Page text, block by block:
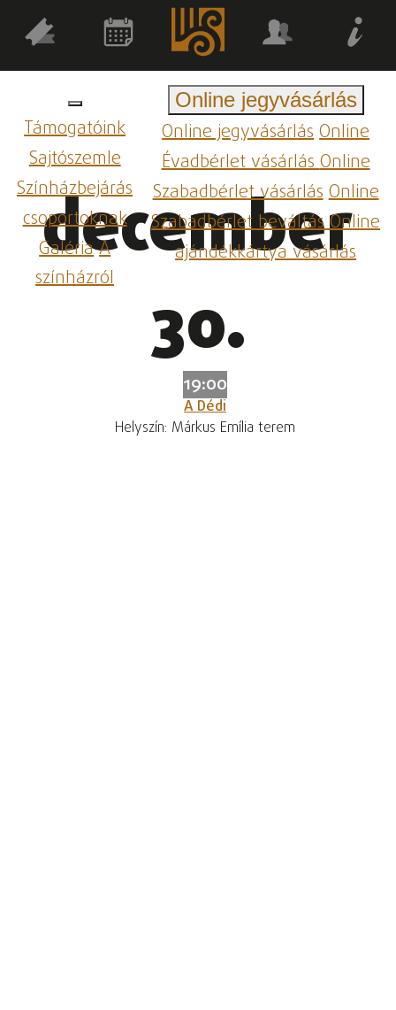
Támogatóink
Sajtószemle
Színházbejárás
csoportoknak
GalériaA
színházról
Online jegyvásárlás
Online jegyvásárlásOnline
Évadbérlet vásárlásOnline
Szabadbérlet vásárlásOnline
Szabadbérlet beváltásOnline
ajándékkártya vásárlás
december
30.
19:00
A Dédi
Helyszín: Márkus Emília terem